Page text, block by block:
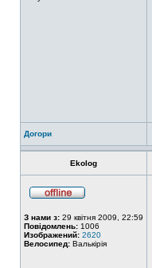
Догори
Ekolog
З нами з: 29 квітня 2009, 22:59
Повідомлень: 1006
Изображений: 2620
Велосипед: Валькірія